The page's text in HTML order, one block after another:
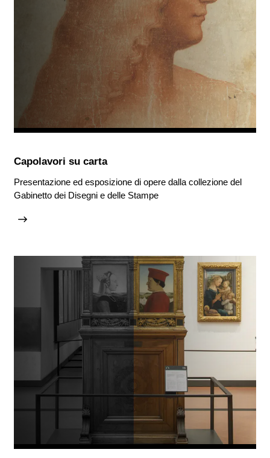
Capolavori su carta
Presentazione ed esposizione di opere dalla collezione del
Gabinetto dei Disegni e delle Stampe